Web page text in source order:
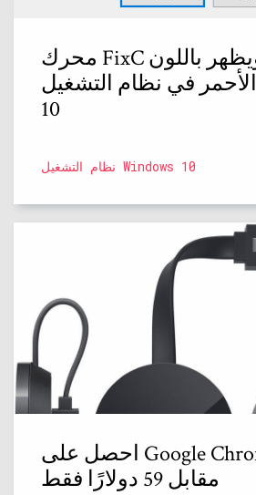
محرك FixC ممتلئ ويظهر باللون
الأحمر في نظام التشغيل Windows
10
نظام التشغيل Windows 10
احصل على Google Chromecast Ultra
مقابل 59 دولارًا فقط